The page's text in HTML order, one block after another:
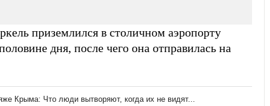
приземлился в столичном аэропорту
дня, после чего она отправилась на